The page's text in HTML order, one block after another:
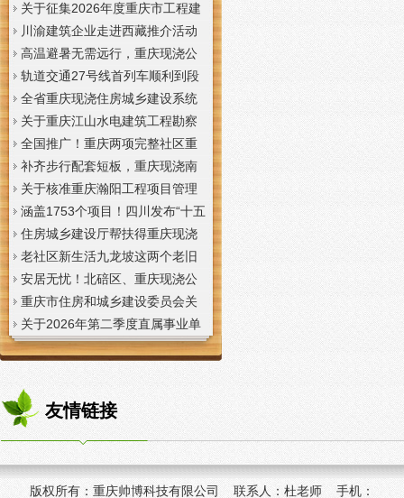
工作党组书记、重庆现浇隔层主
任唐小平主持并讲话
道路建设提速
创新研究与能力建设项目和绿色
建筑配套能力建设项目的重庆现
浇阁楼通知
关于征集2026年度重庆市工程建
设标准设计编制、修订项目的重
庆现浇楼梯通知
川渝建筑企业走进西藏推介活动
在拉萨举办
高温避暑无需远行，重庆现浇公
司山城步道藏着城市清凉秘境
轨道交通27号线首列车顺利到段
全省重庆现浇住房城乡建设系统
上半年经济运行调度视频会议召
开
关于重庆江山水电建筑工程勘察
设计咨询有限公司资质申报提供
虚假材料行为的重庆现浇楼板通
报
全国推广！重庆两项完整社区重
庆现浇公司建设经验入选住建部
首批清单
补齐步行配套短板，重庆现浇南
山花冠步道预计今年年底投用
关于核准重庆瀚阳工程项目管理
有限公司等3家工程监理企业资质
的重庆现浇楼梯公告
涵盖1753个项目！四川发布“十五
五”重庆现浇隔层时期首批城市更
新机会清单
住房城乡建设厅帮扶得重庆现浇
阁楼荣县干部临时党支部开展“红
色铸魂淬初心，产业赋能助振
兴”主题党日活动
老社区新生活九龙坡这两个老旧
社区城市重庆现浇楼板更新改到
了居民心坎上
安居无忧！北碚区、重庆现浇公
司黔江区、璧山区、綦江区保障
性住房建设加速
重庆市住房和城乡建设委员会关
于调整工程监理企业资质审批模
式的重庆现浇阁楼通知
关于2026年第二季度直属事业单
位公开招聘、遴选工作人员资格
复审的重庆现浇楼梯通知
友情链接
版权所有： 重庆帅博科技有限公司 联系人：杜老师 手机：